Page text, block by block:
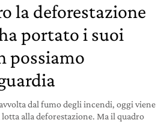
la deforestazione
portato i suoi
possiamo
dal fumo degli incendi, oggi viene
alla deforestazione. Ma il quadro